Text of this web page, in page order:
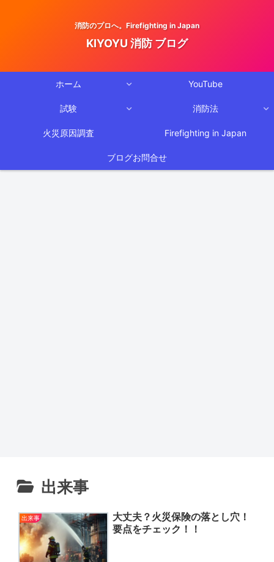
消防のプロへ。Firefighting in Japan
KIYOYU 消防 ブログ
ホーム YouTube
試験 消防法
火災原因調査 Firefighting in Japan
ブログお問合せ
出来事
出来事
大丈夫？火災保険の落とし穴！
要点をチェック！！